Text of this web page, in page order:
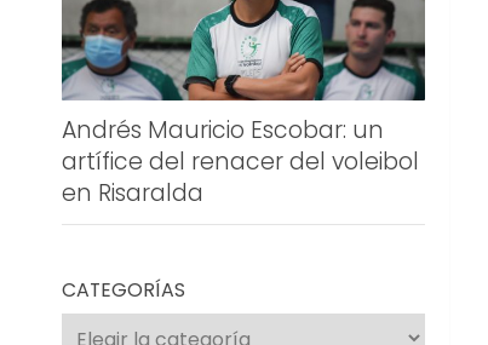
Andrés Mauricio Escobar: un
artífice del renacer del voleibol
en Risaralda
CATEGORÍAS
Categorías